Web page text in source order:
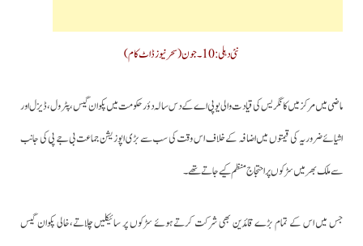
نئی دہلی:10۔جون(سحرنیوزڈاٹ کام)
ماضی میں مرکز میں کانگریس کی قیادت والی یوپی اے کے دس سالہ دؤر حکومت میں پکوان گیس ،پٹرول ، ڈیزل اور
اشیائےضروریہ کی قیمتوں میں اضافہ کے خلاف اس وقت کی سب سے بڑی اپوزیشن جماعت بی جے پی کی جانب
سے ملک بھر میں سڑکوں پر احتجاج منظم کیے جاتے تھے۔
جس میں اس کے تمام بڑے قائدین بھی شرکت کرتے ہوئے سڑکوں پر سائیکلیں چلاتے،خالی پکوان گیس